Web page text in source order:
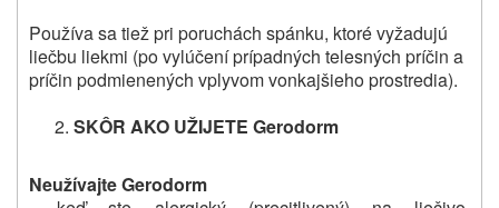
Používa sa tiež pri poruchách spánku, ktoré vyžadujú
liečbu liekmi (po vylúčení prípadných telesných príčin a
príčin podmienených vplyvom vonkajšieho prostredia).
SKÔR AKO UŽIJETE Gerodorm
Neužívajte Gerodorm